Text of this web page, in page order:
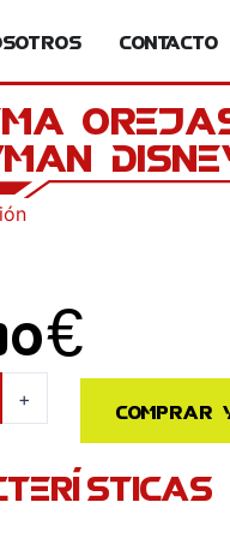
Contacto
€
+ Comprar